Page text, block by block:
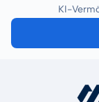
KI-